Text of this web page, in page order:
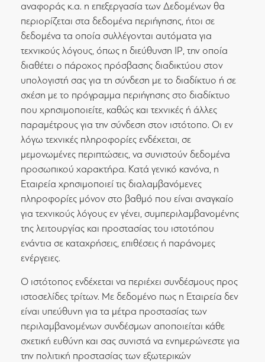
αναφοράς κ.α. η επεξεργασία των Δεδομένων θα
περιορίζεται στα δεδομένα περιήγησης, ήτοι σε
δεδομένα τα οποία συλλέγονται αυτόματα για
τεχνικούς λόγους, όπως η διεύθυνση IP, την οποία
διαθέτει ο πάροχος πρόσβασης διαδικτύου στον
υπολογιστή σας για τη σύνδεση με το διαδίκτυο ή σε
σχέση με το πρόγραμμα περιήγησης στο διαδίκτυο
που χρησιμοποιείτε, καθώς και τεχνικές ή άλλες
παραμέτρους για την σύνδεση στον ιστότοπο. Οι εν
λόγω τεχνικές πληροφορίες ενδέχεται, σε
μεμονωμένες περιπτώσεις, να συνιστούν δεδομένα
προσωπικού χαρακτήρα. Κατά γενικό κανόνα, η
Εταιρεία χρησιμοποιεί τις διαλαμβανόμενες
πληροφορίες μόνον στο βαθμό που είναι αναγκαίο
για τεχνικούς λόγους εν γένει, συμπεριλαμβανομένης
της λειτουργίας και προστασίας του ιστοτόπου
ενάντια σε καταχρήσεις, επιθέσεις ή παράνομες
ενέργειες.
Ο ιστότοπος ενδέχεται να περιέχει συνδέσμους προς
ιστοσελίδες τρίτων. Με δεδομένο πως η Εταιρεία δεν
είναι υπεύθυνη για τα μέτρα προστασίας των
περιλαμβανομένων συνδέσμων αποποιείται κάθε
σχετική ευθύνη και σας συνιστά να ενημερώνεστε για
την πολιτική προστασίας των εξωτερικών